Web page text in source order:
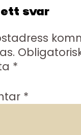
ett svar
*
*